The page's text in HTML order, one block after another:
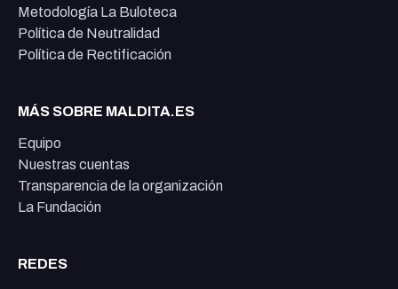
Metodología La Buloteca
Política de Neutralidad
Política de Rectificación
MÁS SOBRE MALDITA.ES
Equipo
Nuestras cuentas
Transparencia de la organización
La Fundación
REDES